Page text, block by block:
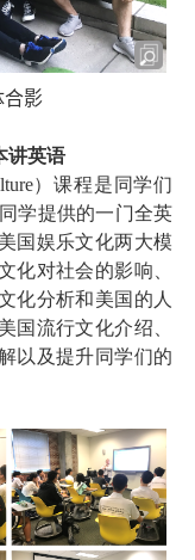
合影
讲英语
）课程是同学们
学提供的一门全英
国娱乐文化两大模
化对社会的影响、
化分析和美国的人
国流行文化介绍、
以及提升同学们的